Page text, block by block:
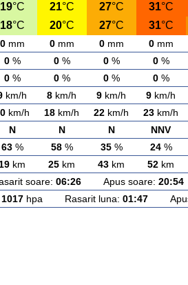
19°C 21°C 27°C 31°C
18°C 20°C 27°C 31°C
0mm 0mm 0mm 0mm
0% 0% 0% 0%
0% 0% 0% 0%
km/h 8 km/h 9 km/h 9 km/h
km/h 18 km/h 22 km/h 23 km/h
N N N NNV
63% 58% 35% 24%
19 km 25 km 43 km 52 km
soare: 06:26 Apus soare: 20:54
1017 hpa Rasarit luna: 01:47 Apus